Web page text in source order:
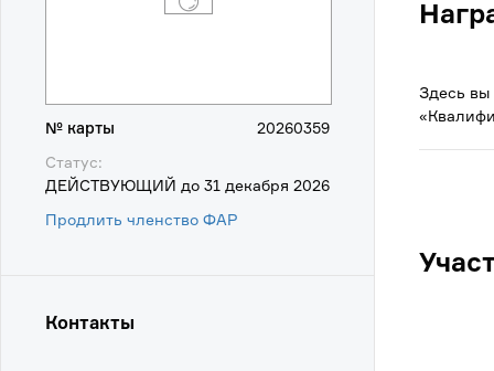
№ карты
20260359
Статус:
ДЕЙСТВУЮЩИЙ до 31 декабря 2026
Продлить членство ФАР
Контакты
Здесь вы